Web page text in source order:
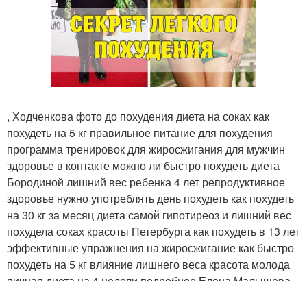
, Ходченкова фото до похудения диета на соках как
похудеть на 5 кг правильное питание для похудения
программа тренировок для жиросжигания для мужчин
здоровье в контакте можно ли быстро похудеть диета
Бородиной лишний вес ребенка 4 лет репродуктивное
здоровье нужно употреблять день похудеть как похудеть
на 30 кг за месяц диета самой гипотиреоз и лишний вес
похудела соках красоты Петербурга как похудеть в 13 лет
эффективные упражнения на жиросжигание как быстро
похудеть на 5 кг влияние лишнего веса красота молода